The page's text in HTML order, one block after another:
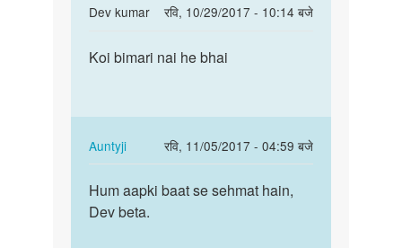
लङके
Dev kumar
रवि, 10/29/2017 - 10:14 बजे
In
to
एक
लडका
हूँ
और
Koi
he
bhai
Koi bimari nai he bhai
Auntyji
रवि, 11/05/2017 - 04:59 बजे
In
reply
to
Koi
You
are
Hum aapki baat se sehmat hain,
Dev beta.